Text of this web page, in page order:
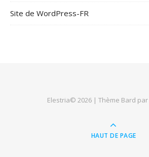
Site de WordPress-FR
Elestria© 2026 | Thème Bard par
HAUT DE PAGE